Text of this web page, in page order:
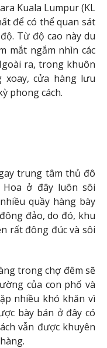
Kuala Lumpur (KL
để có thể quan sát
Từ độ cao này du
mắt ngắm nhìn các
ra, trong khuôn
cửa hàng lưu
phong cách.
trung tâm thủ đô
ở đây luôn sôi
quầy hàng bày
đảo, do đó, khu
rất đông đúc và sôi
trong chợ đêm sẽ
của con phố và
nhiều khó khăn vì
bày bán ở đây có
vẫn được khuyên